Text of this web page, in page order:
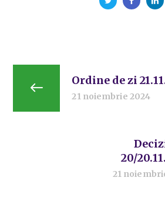
Ordine de zi
21 noiembrie 2024
20/
21